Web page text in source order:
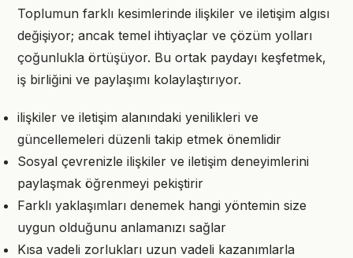
Toplumun farklı kesimlerinde ilişkiler ve iletişim algısı
değişiyor; ancak temel ihtiyaçlar ve çözüm yolları
çoğunlukla örtüşüyor. Bu ortak paydayı keşfetmek,
iş birliğini ve paylaşımı kolaylaştırıyor.
ilişkiler ve iletişim alanındaki yenilikleri ve
güncellemeleri düzenli takip etmek önemlidir
Sosyal çevrenizle ilişkiler ve iletişim deneyimlerini
paylaşmak öğrenmeyi pekiştirir
Farklı yaklaşımları denemek hangi yöntemin size
uygun olduğunu anlamanızı sağlar
Kısa vadeli zorlukları uzun vadeli kazanımlarla